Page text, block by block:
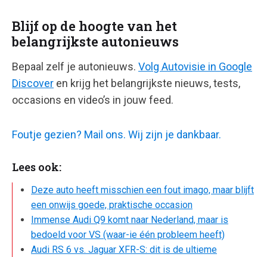
Blijf op de hoogte van het
belangrijkste autonieuws
Bepaal zelf je autonieuws. Volg Autovisie in Google
Discover en krijg het belangrijkste nieuws, tests,
occasions en video’s in jouw feed.
Foutje gezien? Mail ons. Wij zijn je dankbaar.
Lees ook:
Deze auto heeft misschien een fout imago, maar blijft
een onwijs goede, praktische occasion
Immense Audi Q9 komt naar Nederland, maar is
bedoeld voor VS (waar-ie één probleem heeft)
Audi RS 6 vs. Jaguar XFR-S: dit is de ultieme